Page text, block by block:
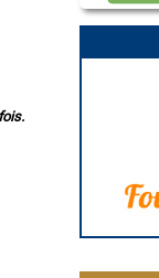
La Rochelle
Brive-la-
Chartres
Toulouse